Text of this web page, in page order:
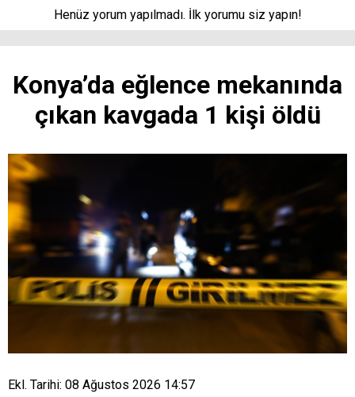
Henüz yorum yapılmadı. İlk yorumu siz yapın!
Konya’da eğlence mekanında
çıkan kavgada 1 kişi öldü
Ekl. Tarihi: 08 Ağustos 2026 14:57